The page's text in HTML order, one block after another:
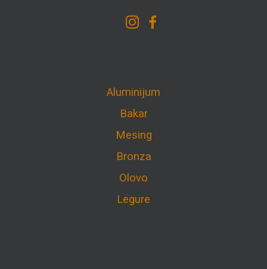
Aluminijum
Bakar
Mesing
Bronza
Olovo
Legure